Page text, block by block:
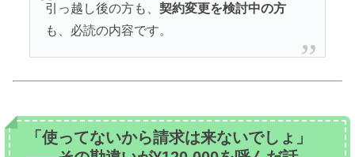
引っ越し後の方も、 契約変更を検討中の方
も、必読の内容です。
「使ってないから請求は来ないでしょ」